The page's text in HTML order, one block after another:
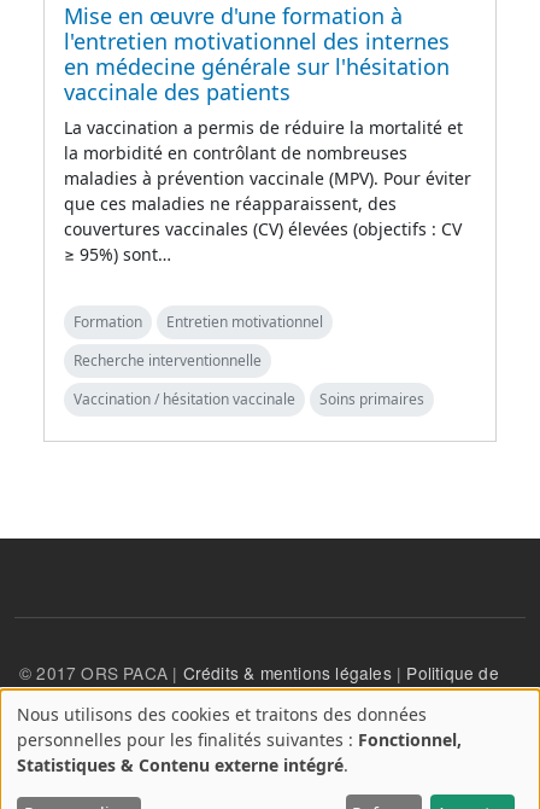
Mise en œuvre d'une formation à
l'entretien motivationnel des internes
en médecine générale sur l'hésitation
vaccinale des patients
La vaccination a permis de réduire la mortalité et
la morbidité en contrôlant de nombreuses
maladies à prévention vaccinale (MPV). Pour éviter
que ces maladies ne réapparaissent, des
couvertures vaccinales (CV) élevées (objectifs : CV
≥ 95%) sont…
Formation
Entretien motivationnel
Recherche interventionnelle
Vaccination / hésitation vaccinale
Soins primaires
© 2017 ORS PACA | Crédits & mentions légales| Politique de
confidentialité
User account menu
Se connecter
A
propos
Nous utilisons des cookies et traitons des données
personnelles pour les finalités suivantes : Fonctionnel,
Statistiques & Contenu externe intégré.